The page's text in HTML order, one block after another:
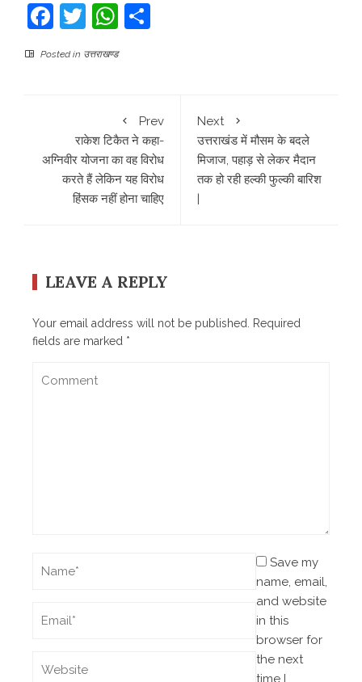
Facebook
TwitterWhatsApp
Posted in उत्तराखण्ड
Prev
राकेश टिकैत ने कहा-
अग्निवीर योजना का वह विरोध
करते हैं लेकिन यह विरोध
हिंसक नहीं होना चाहिए
Next
उत्तराखंड में मौसम के बदले
मिजाज, पहाड़ से लेकर मैदान
तक हो रही हल्की फुल्की बारिश
|
LEAVE A REPLY
Your email address will not be published.
Required
fields are marked *
Save my
name, email,
and website
in this
browser for
the next
time I